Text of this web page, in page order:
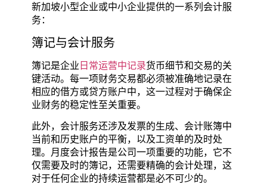
新加坡小型企业或中小企业提供的一系列会计服
务：
簿记与会计服务
簿记是企业 日常运营中记录货币细节和交易的关
键活动。每一项财务交易都必须被准确地记录在
相应的借方或贷方账户中，这一过程对于确保企
业财务的稳定性至关重要。
此外，会计服务还涉及发票的生成、会计账簿中
当前和历史账户的平衡，以及工资单的及时处
理。月度会计报告是公司一项重要的功能，它不
仅需要及时的簿记，还需要精确的会计处理，这
对于任何企业的持续运营都是必不可少的。